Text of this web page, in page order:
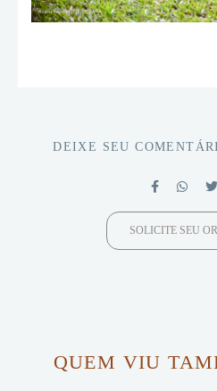
DEIXE SEU
SOLICITE SEU
QUEM VIU